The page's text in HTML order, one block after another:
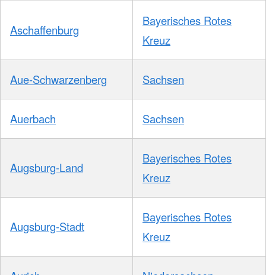
Aschaffenburg
Bayerisches Rotes
Kreuz
Aue-Schwarzenberg Sachsen
Auerbach Sachsen
Augsburg-Land
Bayerisches Rotes
Kreuz
Augsburg-Stadt
Bayerisches Rotes
Kreuz